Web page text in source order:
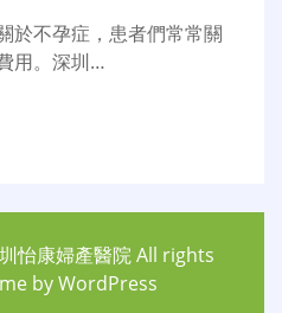
於不孕症，患者們常常關
用。深圳…
怡康婦產醫院All rights
byWordPress